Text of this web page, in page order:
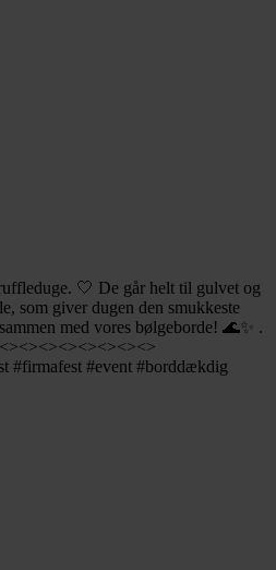
🤍 De går helt til gulvet og
som giver dugen den smukkeste
med vores bølgeborde! 🌊✨ .
#firmafest #event #borddækdig